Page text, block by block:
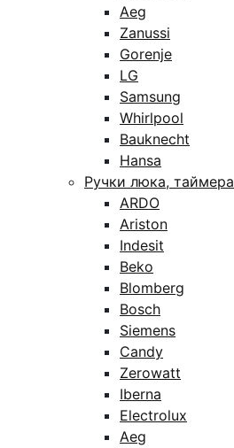
Aeg
Zanussi
Gorenje
LG
Samsung
Whirlpool
Bauknecht
Hansa
Ручки люка, таймера
ARDO
Ariston
Indesit
Beko
Blomberg
Bosch
Siemens
Candy
Zerowatt
Iberna
Electrolux
Aeg